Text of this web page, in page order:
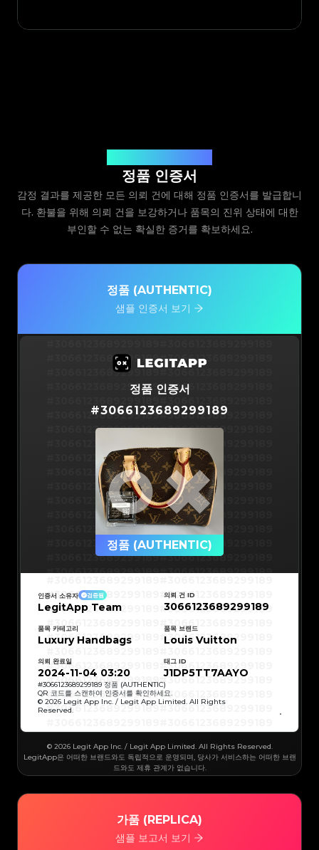
정품 인증서
감정 결과를 제공한 모든 의뢰 건에 대해 정품 인증서를 발급합니
다. 환불을 위해 의뢰 건을 보강하거나 품목의 진위 상태에 대한
부인할 수 없는 확실한 증거를 확보하세요.
정품 (AUTHENTIC)
샘플 인증서 보기
#3066123689299189#3066123689299189
#3066123689299189#3066123689299189
#3066123689299189#3066123689299189
#3066123689299189#3066123689299189
#3066123689299189#3066123689299189
#3066123689299189#3066123689299189
#3066123689299189#3066123689299189
#3066123689299189#3066123689299189
#3066123689299189#3066123689299189
#3066123689299189#3066123689299189
#3066123689299189#3066123689299189
#3066123689299189#3066123689299189
#3066123689299189#3066123689299189
#3066123689299189#3066123689299189
#3066123689299189
#3066123689299189
#3066123689299189
#3066123689299189
#3066123689299189
#3066123689299189
#3066123689299189
#3066123689299189
#3066123689299189
#3066123689299189
#3066123689299189
#3066123689299189
#3066123689299189#3066123689299189
#3066123689299189#3066123689299189
#3066123689299189
#3066123689299189#3066123689299189
#3066123689299189#3066123689299189
#3066123689299189#3066123689299189
#3066123689299189#3066123689299189
#3066123689299189#3066123689299189
#3066123689299189#3066123689299189
정품 인증서
#3066123689299189
정품 (AUTHENTIC)
#3066123689299189
#3066123689299189
#3066123689299189
#3066123689299189
#3066123689299189
#3066123689299189
#3066123689299189
#3066123689299189
#3066123689299189
#3066123689299189
#3066123689299189#3066123689299189
#3066123689299189#3066123689299189
#3066123689299189#3066123689299189
#3066123689299189#3066123689299189
#3066123689299189#3066123689299189
#3066123689299189#3066123689299189
#3066123689299189#3066123689299189
#3066123689299189#3066123689299189
#3066123689299189#3066123689299189
#3066123689299189#3066123689299189
인증서 소유자 검증됨
LegitApp Team
의뢰 건 ID
3066123689299189
품목 카테고리
Luxury Handbags
품목 브랜드
Louis Vuitton
의뢰 완료일
2024-11-04 03:20
태그 ID
J1DP5TT7AAYO
#3066123689299189 정품 (AUTHENTIC)
QR 코드를 스캔하여 인증서를 확인하세요.
© 2026 Legit App Inc. / Legit App Limited. All Rights
Reserved.
© 2026 Legit App Inc. / Legit App Limited. All Rights Reserved.
LegitApp은 어떠한 브랜드와도 독립적으로 운영되며, 당사가 서비스하는 어떠한 브랜
드와도 제휴 관계가 없습니다.
가품 (REPLICA)
샘플 보고서 보기